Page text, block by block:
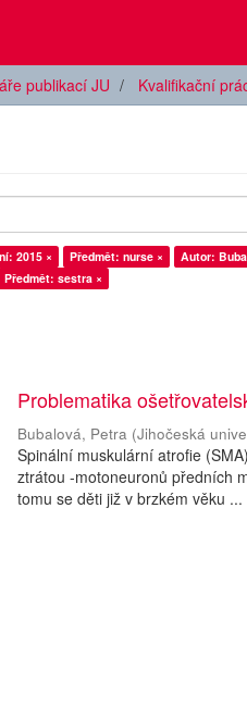
publikací JU Kvalifikační
2015 × Předmět: nurse × Autor:
Předmět: sestra ×
Problematika
Bubalová, Petra (Jihočeská
Spinální muskulární atrofie
ztrátou -motoneuronů předních
tomu se děti již v brzkém věku ...